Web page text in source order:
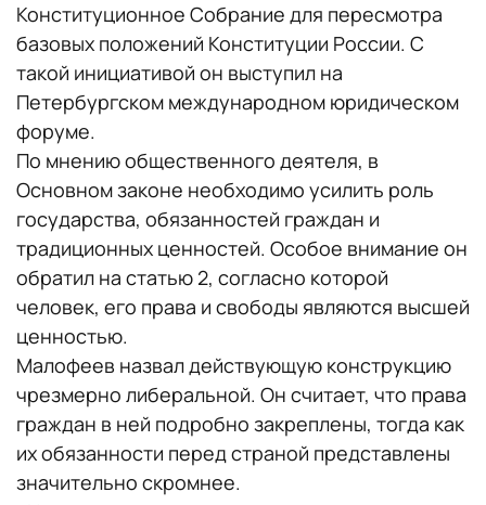
Конституционное Собрание для пересмотра
базовых положений Конституции России. С
такой инициативой он выступил на
Петербургском международном юридическом
форуме.
По мнению общественного деятеля, в
Основном законе необходимо усилить роль
государства, обязанностей граждан и
традиционных ценностей. Особое внимание он
обратил на статью 2, согласно которой
человек, его права и свободы являются высшей
ценностью.
Малофеев назвал действующую конструкцию
чрезмерно либеральной. Он считает, что права
граждан в ней подробно закреплены, тогда как
их обязанности перед страной представлены
значительно скромнее.